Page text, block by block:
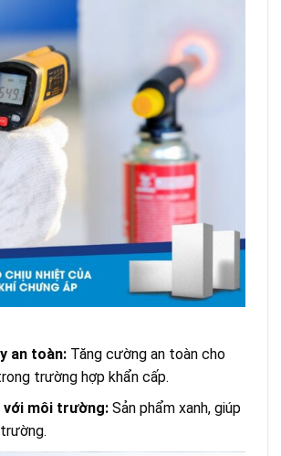
an toàn:Tăng cường an toàn cho
trường hợp khẩn cấp.
với môi trường:Sản phẩm xanh, giúp